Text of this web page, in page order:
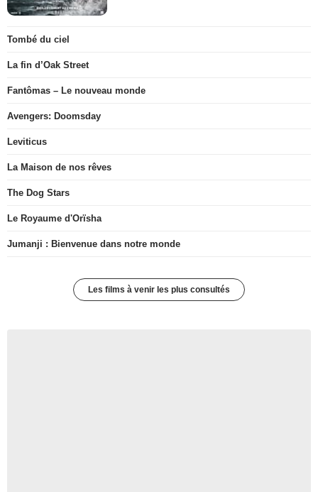
Tombé du ciel
La fin d’Oak Street
Fantômas – Le nouveau monde
Avengers: Doomsday
Leviticus
La Maison de nos rêves
The Dog Stars
Le Royaume d'Orïsha
Jumanji : Bienvenue dans notre monde
Les films à venir les plus consultés